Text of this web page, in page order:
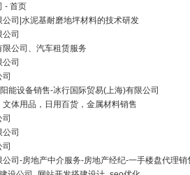
- 首页
司|水泥基耐磨地坪材料的技术研发
司
公司、汽车租赁服务
公司
司
能设备销售-冰行国际贸易(上海)有限公司
体用品，日用百货，金属材料销售
司
公司
司
司-房地产中介服务-房地产经纪-一手楼盘代理